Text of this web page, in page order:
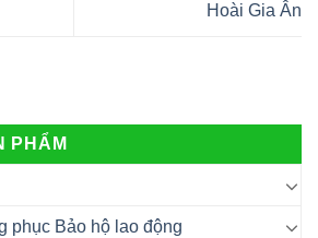
Hoài Gia Ân
PHẨM
phục Bảo hộ lao động